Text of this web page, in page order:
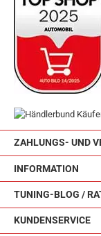
ZAHLUNGS- UND
INFORMATION
TUNING-BLOG /
KUNDENSERVICE